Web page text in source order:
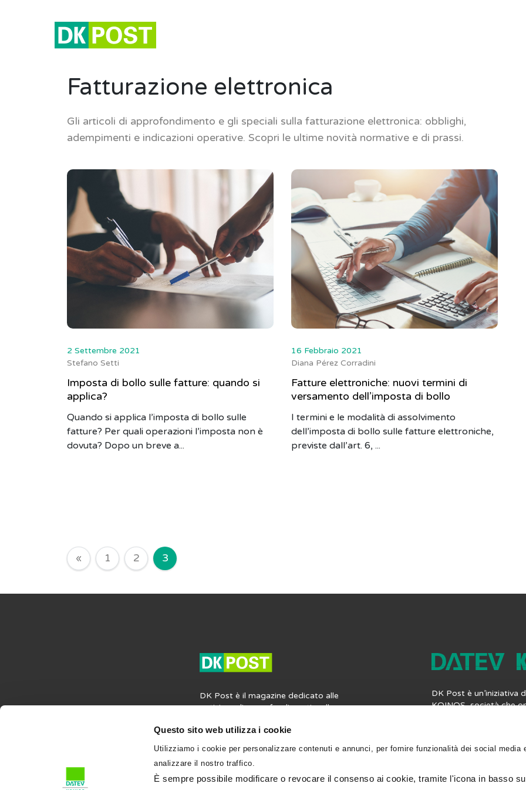
Questo sito web utilizza i cookie
Utilizziamo i cookie per personalizzare contenuti e annunci, per fornire funzionalità dei social media
analizzare il nostro traffico.
È sempre possibile modificare o revocare il consenso ai cookie, tramite l'icona in basso
Fatturazione elettronica
Gli articoli di approfondimento e gli speciali sulla fatturazione elettronica: obblighi,
adempimenti e indicazioni operative. Scopri le ultime novità normative e di prassi.
2 Settembre 2021
Stefano Setti
Imposta di bollo sulle fatture: quando si
applica?
Quando si applica l’imposta di bollo sulle
fatture? Per quali operazioni l’imposta non è
dovuta? Dopo un breve a...
16 Febbraio 2021
Diana Pérez Corradini
Fatture elettroniche: nuovi termini di
versamento dell’imposta di bollo
I termini e le modalità di assolvimento
dell’imposta di bollo sulle fatture elettroniche,
previste dall’art. 6, ...
Navigazione degli articoli
« 1 2 3
DK Post è il magazine dedicato alle
notizie, agli approfondimenti e alle
societaria e del lavoro. Ma non solo:
professione e sugli strumenti per
l’attività professionale. Leggi, scrivi e
condividi su DK Post.
DK Post è un’iniziativa
KOINOS, società che
contabilità, i bilanci, le
datevkoinos.it